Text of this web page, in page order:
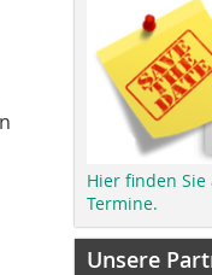
Hier finden
Termine.
Unsere